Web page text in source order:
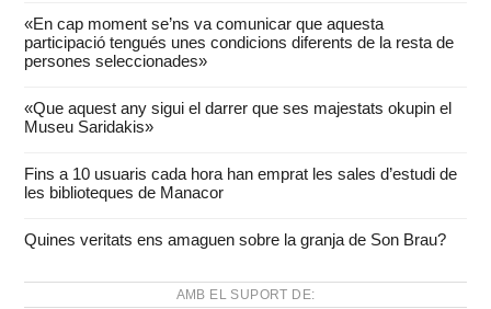
«En cap moment se’ns va comunicar que aquesta
participació tengués unes condicions diferents de la resta de
persones seleccionades»
«Que aquest any sigui el darrer que ses majestats okupin el
Museu Saridakis»
Fins a 10 usuaris cada hora han emprat les sales d’estudi de
les biblioteques de Manacor
Quines veritats ens amaguen sobre la granja de Son Brau?
AMB EL SUPORT DE: